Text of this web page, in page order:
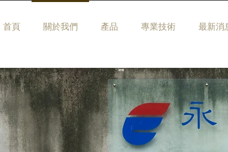
首頁 關於我們 產品 專業技術 最新消